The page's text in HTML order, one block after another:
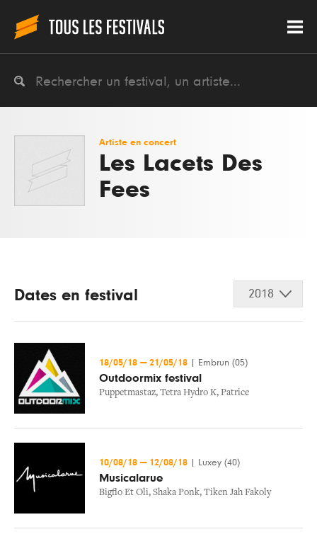
Artiste en concert
Les Lacets Des
Fees
Dates en festival 2018
18/05/18 — 21/05/18 Embrun (05)
Outdoormix festival
Puppetmastaz, Tetra Hydro K, Patrice
10/08/18 — 12/08/18 Luxey (40)
Musicalarue
Bigflo Et Oli, Shaka Ponk, Tiken Jah Fakoly